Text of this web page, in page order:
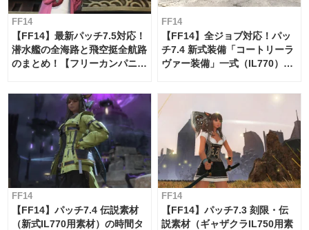
FF14
【FF14】最新パッチ7.5対応！
潜水艦の全海路と飛空挺全航路
のまとめ！【フリーカンパニ
FF14
【FF14】全ジョブ対応！パッ
チ7.4 新式装備「コートリーラ
ヴァー装備」一式（IL770）の
FF14
【FF14】パッチ7.4 伝説素材
（新式IL770用素材）の時間タ
FF14
【FF14】パッチ7.3 刻限・伝
説素材（ギャザクラIL750用素